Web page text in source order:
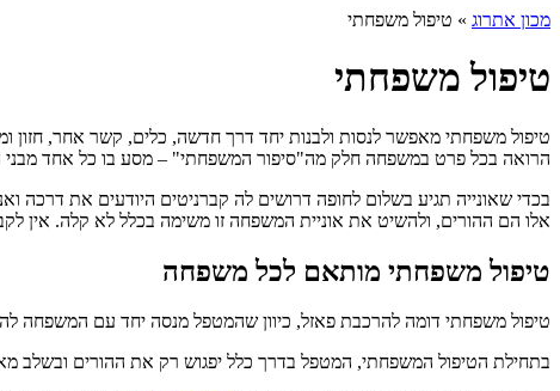
מכון אתרוג » טיפול משפחתי
טיפול משפחתי
טיפול משפחתי מאפשר לנסות ולבנות יחד דרך חדשה, כלים, קשר אחר, חזון
הרואה בכל פרט במשפחה חלק מה"סיפור המשפחתי" – מסע בו כל אחד
בכדי שאונייה תגיע בשלום לחופה דרושים לה קברניטים היודעים את דרכה
אלו הם ההורים, ולהשיט את אוניית המשפחה זו משימה בכלל לא קלה. אין
טיפול משפחתי מותאם לכל משפחה
טיפול משפחתי דומה להרכבת פאזל, כיוון שהמטפל מנסה יחד עם המשפחה
בתחילת הטיפול המשפחתי, המטפל בדרך כלל יפגוש רק את ההורים ובשלב